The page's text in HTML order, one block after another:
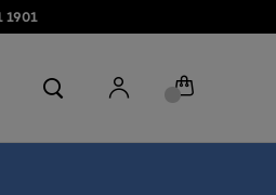
1901